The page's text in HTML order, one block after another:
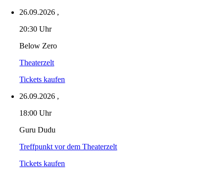
26.09.2026 ,
20:30 Uhr
Below Zero
Theaterzelt
Tickets kaufen
26.09.2026 ,
18:00 Uhr
Guru Dudu
Treffpunkt vor dem Theaterzelt
Tickets kaufen